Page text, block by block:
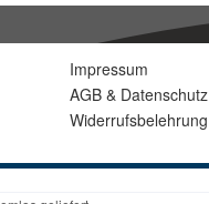
Impressum
AGB & Datenschutz
Widerrufsbelehrung